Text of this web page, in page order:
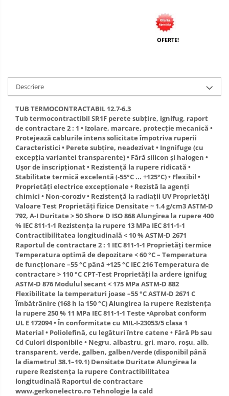
OFERTE!
Descriere
TUB TERMOCONTRACTABIL 12.7-6.3
Tub termocontractibil SR1F perete subţire, ignifug, raport
de contractare 2 : 1 • Izolare, marcare, protecţie mecanică •
Protejează cablurile intens solicitate împotriva ruperii
Caracteristici • Perete subţire, neadezivat • Ingnifuge (cu
excepţia variantei transparente) • Fără silicon şi halogen •
Uşor de inscripţionat • Rezistenţă la rupere ridicată •
Stabilitate termică excelentă (-55°C ... +125°C) • Flexibil •
Proprietăţi electrice excepţionale • Rezistă la agenţi
chimici • Non-coroziv • Rezistenţă la radiaţii UV Proprietăţi
Valoare Test Proprietăţi fizice Densitate ~ 1.4 g/cm3 ASTM-D
792, A-I Duritate > 50 Shore D ISO 868 Alungirea la rupere 400
% IEC 811-1-1 Rezistenţa la rupere 13 MPa IEC 811-1-1
Contractibilitatea longitudinală < 10 % ASTM-D 2671
Raportul de contractare 2 : 1 IEC 811-1-1 Proprietăţi termice
Temperatura optimă de depozitare < 60 °C – Temperatura
de funcţionare –55 °C până +125 °C IEC 216 Temperatura de
contractare > 110 °C CPT-Test Proprietăţi la ardere ignifug
ASTM-D 876 Modulul secant < 175 MPa ASTM-D 882
Flexibilitate la temperaturi joase –55 °C ASTM-D 2671 C
Îmbătrânire (168 h la 150 °C) Alungirea la rupere Rezistenţa
la rupere 250 % 11 MPa IEC 811-1-1 Teste •Aprobat conform
UL E 172094 • În conformitate cu MIL-I-23053/5 clasa 1
Material • Poliolefină, cu legături între catene • Fără Pb sau
Cd Culori disponibile • Negru, albastru, gri, maro, roşu, alb,
transparent, verde, galben, galben/verde (disponibil până
la diametrul 38.1–19.1) Densitate Duritate Alungirea la
rupere Rezistenţa la rupere Contractibilitatea
longitudinală Raportul de contractare
www.gerkonelectro.ro Tehnologie la cald